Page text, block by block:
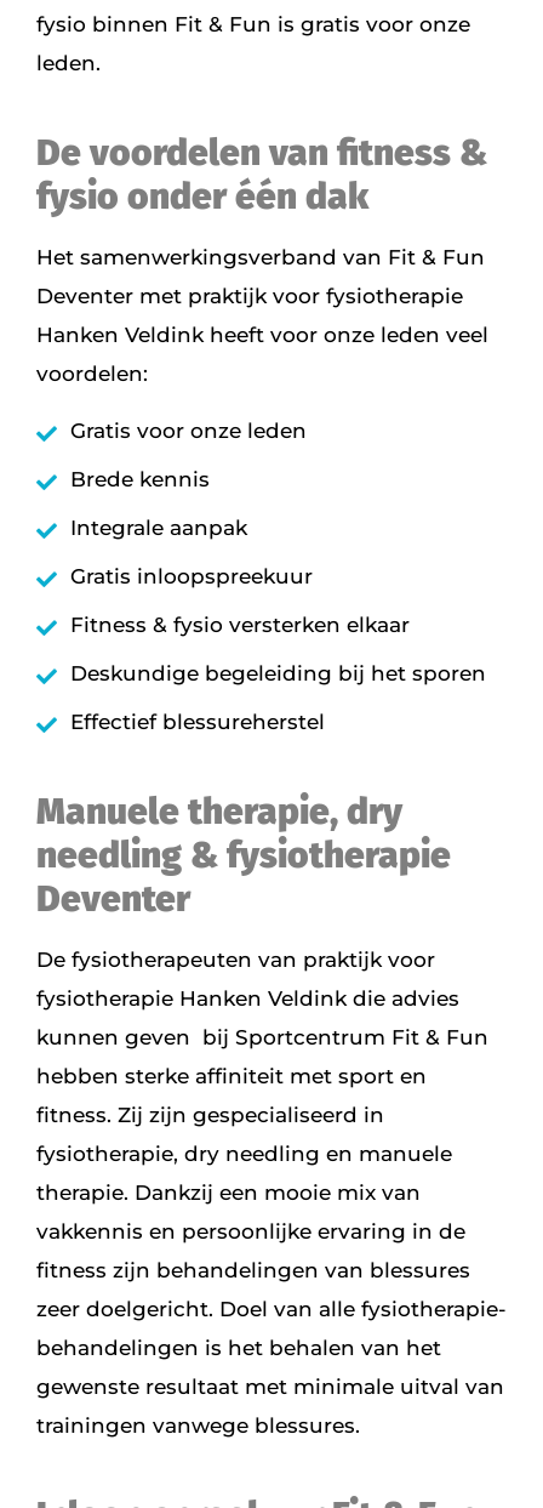
fysio binnen Fit & Fun is gratis voor onze
leden.
De voordelen van fitness &
fysio onder één dak
Het samenwerkingsverband van Fit & Fun
Deventer met praktijk voor fysiotherapie
Hanken Veldink heeft voor onze leden veel
voordelen:
Gratis voor onze leden
Brede kennis
Integrale aanpak
Gratis inloopspreekuur
Fitness & fysio versterken elkaar
Deskundige begeleiding bij het sporen
Effectief blessureherstel
Manuele therapie, dry
needling & fysiotherapie
Deventer
De fysiotherapeuten van praktijk voor
fysiotherapie Hanken Veldink die advies
kunnen geven bij Sportcentrum Fit & Fun
hebben sterke affiniteit met sport en
fitness. Zij zijn gespecialiseerd in
fysiotherapie, dry needling en manuele
therapie. Dankzij een mooie mix van
vakkennis en persoonlijke ervaring in de
fitness zijn behandelingen van blessures
zeer doelgericht. Doel van alle fysiotherapie-
behandelingen is het behalen van het
gewenste resultaat met minimale uitval van
trainingen vanwege blessures.